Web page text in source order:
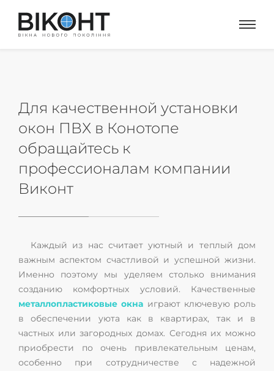
Для качественной установки
окон ПВХ в Конотопе
обращайтесь к
профессионалам компании
Виконт
Каждый из нас считает уютный и теплый дом
важным аспектом счастливой и успешной жизни.
Именно поэтому мы уделяем столько внимания
созданию комфортных условий. Качественные
металлопластиковые окна играют ключевую роль
в обеспечении уюта как в квартирах, так и в
частных или загородных домах. Сегодня их можно
приобрести по очень привлекательным ценам,
особенно при сотрудничестве с надежной